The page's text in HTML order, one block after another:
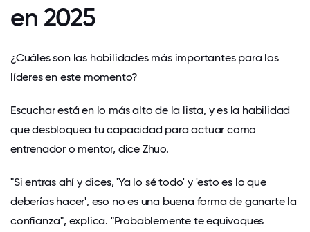
en 2025
¿Cuáles son las habilidades más importantes para los
líderes en este momento?
Escuchar está en lo más alto de la lista, y es la habilidad
que desbloquea tu capacidad para actuar como
entrenador o mentor, dice Zhuo.
"Si entras ahí y dices, 'Ya lo sé todo' y 'esto es lo que
deberías hacer', eso no es una buena forma de ganarte la
confianza", explica. "Probablemente te equivoques